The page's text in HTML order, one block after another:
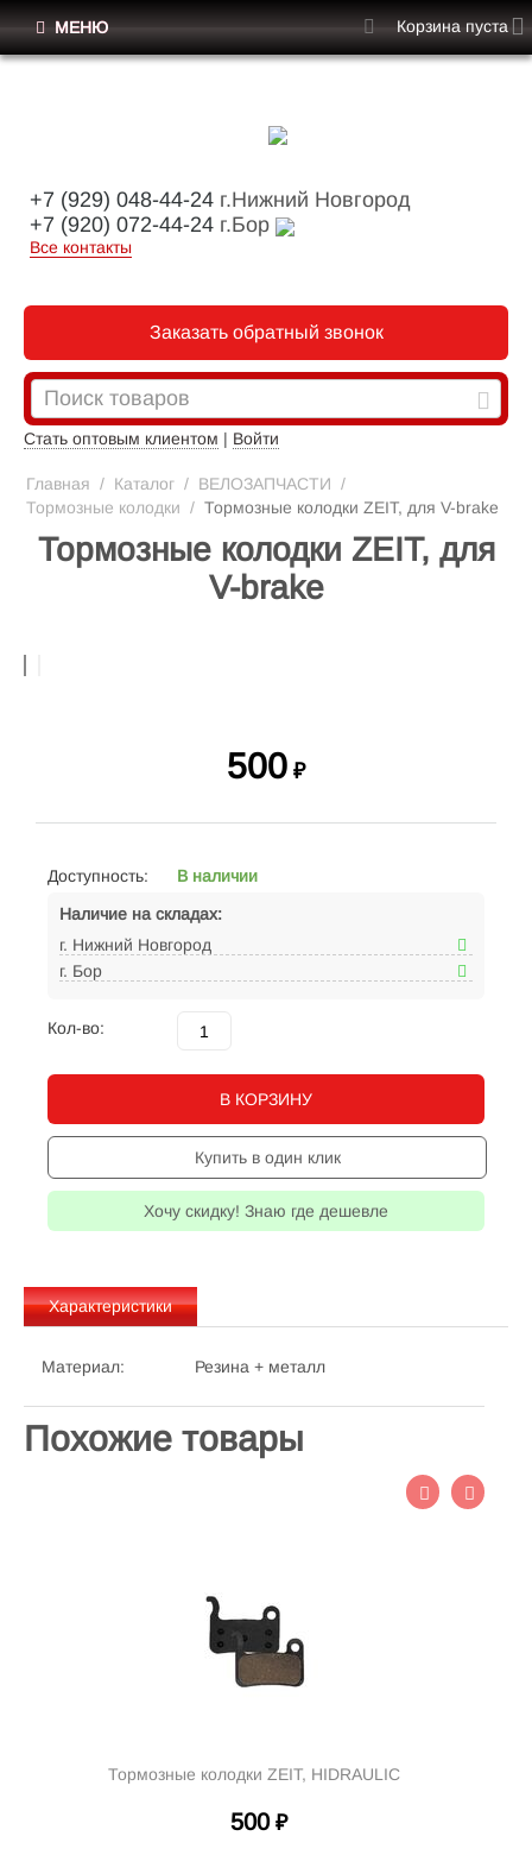
+7 (929) 048-44-24 г.Нижний Новгород
+7 (920) 072-44-24 г.Бор
Все контакты
Заказать обратный звонок
Стать оптовым клиентом | Войти
МЕНЮ Корзина пуста
Главная / Каталог / ВЕЛОЗАПЧАСТИ /
Тормозные колодки / Тормозные колодки ZEIT, для V-brake
Тормозные колодки ZEIT, для
V-brake
500 ₽
Доступность:
В наличии
Наличие на складах:
г. Нижний Новгород
г. Бор
Кол-во:
В КОРЗИНУ
Купить в один клик
Хочу скидку! Знаю где дешевле
Характеристики
Материал: Резина + металл
Похожие товары
Тормозные колодки ZEIT, HIDRAULIC
500 ₽